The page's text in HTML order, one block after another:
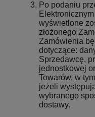
Po podaniu
wyświetlone
złożonego
Zamówienia
dotyczące:
Sprzedawcę,
jednostkowej
Towarów, w
jeżeli
wybranego
dostawy.